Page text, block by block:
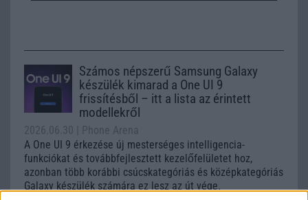
Számos népszerű Samsung Galaxy
készülék kimarad a One UI 9
frissítésből – itt a lista az érintett
modellekről
2026.06.30
| Phone Arena
A One UI 9 érkezése új mesterséges intelligencia-
funkciókat és továbbfejlesztett kezelőfelületet hoz,
azonban több korábbi csúcskategóriás és középkategóriás
Galaxy készülék számára ez lesz az út vége.